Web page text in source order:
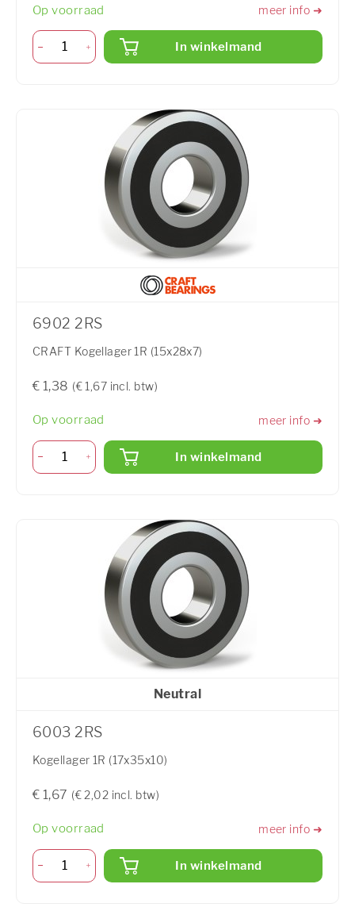
Op voorraad meer info ➜
In winkelmand
6902 2RS
CRAFT Kogellager 1R (15x28x7)
€ 1,38 (€ 1,67 incl. btw)
Op voorraad meer info ➜
In winkelmand
Neutral
6003 2RS
Kogellager 1R (17x35x10)
€ 1,67 (€ 2,02 incl. btw)
Op voorraad meer info ➜
In winkelmand